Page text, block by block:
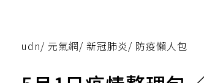
udn/ 元氣網/ 新冠肺炎/ 防疫懶人包